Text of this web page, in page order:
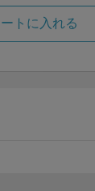
トに入れる